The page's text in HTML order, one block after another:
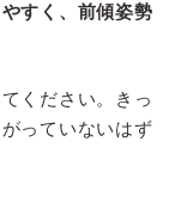
やすく、前傾姿勢
ください。きっ
っていないはず